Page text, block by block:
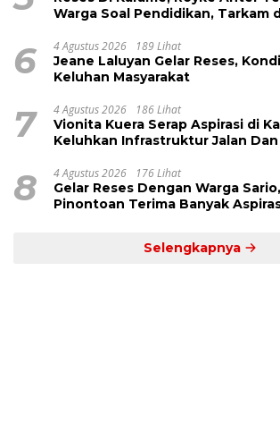
Warga Soal Pendidikan, Tarkam
6 4 Agustus 2026 189 Lihat
Jeane Laluyan Gelar Reses,
Keluhan Masyarakat
7 4 Agustus 2026 186 Lihat
Vionita Kuera Serap Aspirasi di
Keluhkan Infrastruktur Jalan
8 4 Agustus 2026 176 Lihat
Gelar Reses Dengan Warga
Pinontoan Terima Banyak
Selengkapnya